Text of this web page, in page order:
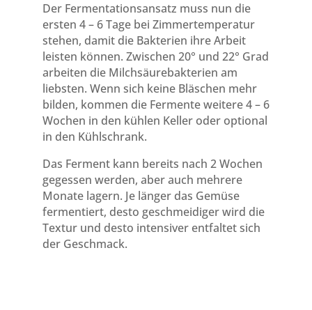
Der Fermentationsansatz muss nun die
ersten 4 – 6 Tage bei Zimmertemperatur
stehen, damit die Bakterien ihre Arbeit
leisten können. Zwischen 20° und 22° Grad
arbeiten die Milchsäurebakterien am
liebsten. Wenn sich keine Bläschen mehr
bilden, kommen die Fermente weitere 4 – 6
Wochen in den kühlen Keller oder optional
in den Kühlschrank.
Das Ferment kann bereits nach 2 Wochen
gegessen werden, aber auch mehrere
Monate lagern. Je länger das Gemüse
fermentiert, desto geschmeidiger wird die
Textur und desto intensiver entfaltet sich
der Geschmack.